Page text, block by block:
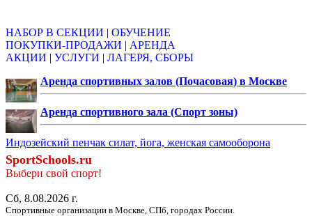
НАБОР В СЕКЦИИ | ОБУЧЕНИЕ
ПОКУПКИ-ПРОДАЖИ | АРЕНДА
АКЦИИ | УСЛУГИ | ЛАГЕРЯ, СБОРЫ
Аренда спортивных залов (Почасовая) в Москве
Аренда спортивного зала (Спорт зоны)
Индозейский пенчак силат, йога, женская самооборона
SportSchools.ru
Выбери свой спорт!
Сб, 8.08.2026 г.
Спортивные организации в Москве, СПб, городах России.